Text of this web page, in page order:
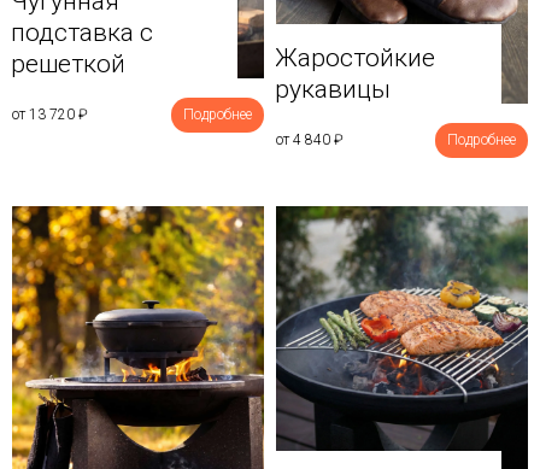
подставка с
решеткой
от 13 720 ₽ Подробнее
Жаростойкие
рукавицы
от 4 840 ₽ Подробнее